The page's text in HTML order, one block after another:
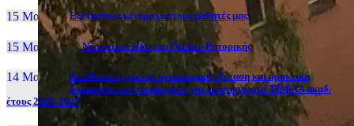
15 Μαι, 26 Εξεταστικά κέντρα για τους μαθητές μας
15 Μαι, 2026 Νέα ιστοσελίδα του Ομίλου Ρητορικής
14 Μαι, 26
Διευθύνσεις για την υγειονομική εξέταση και πρακτική
δοκιμασία των υποψηφίων για εισαγωγή στα ΤΕΦΑΑ ακαδ.
έτους 2026-2027